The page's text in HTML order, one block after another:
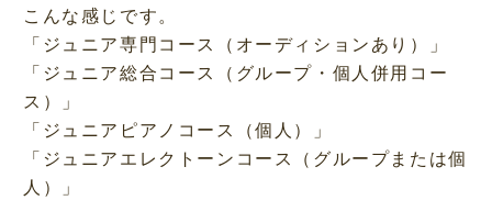
こんな感じです。
「ジュニア専門コース（オーディションあり）」
「ジュニア総合コース（グループ・個人併用コー
ス）」
「ジュニアピアノコース（個人）」
「ジュニアエレクトーンコース（グループまたは個
人）」